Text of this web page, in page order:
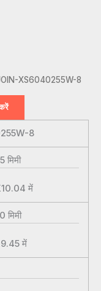
JOIN-XS6040255W-8
8
मिमी
में
मिमी
में